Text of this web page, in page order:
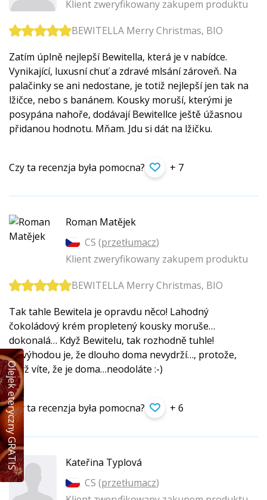
Klient zweryfikowany zakupem produktu
BEWITELLA Merry Christmas, BIO
Zatím úplně nejlepší Bewitella, která je v nabídce.
Vynikající, luxusní chuť a zdravé mlsání zároveň. Na
palačinky se ani nedostane, je totiž nejlepší jen tak na
lžičce, nebo s banánem. Kousky moruší, kterými je
posypána nahoře, dodávají Bewitellce ještě úžasnou
přidanou hodnotu. Mňam. Jdu si dát na lžičku.
Czy ta recenzja była pomocna? + 7
Roman Matějek
CS (przetłumacz)
Klient zweryfikowany zakupem produktu
BEWITELLA Merry Christmas, BIO
Tak tahle Bewitela je opravdu něco! Lahodný
čokoládový krém propletený kousky moruše…
dokonalá… Když Bewitelu, tak rozhodně tuhle!
Nevýhodou je, že dlouho doma nevydrží…, protože,
když víte, že je doma…neodoláte :-)
Czy ta recenzja była pomocna? + 6
Kateřina Typlová
CS (przetłumacz)
Olejek eteryczny GRATIS